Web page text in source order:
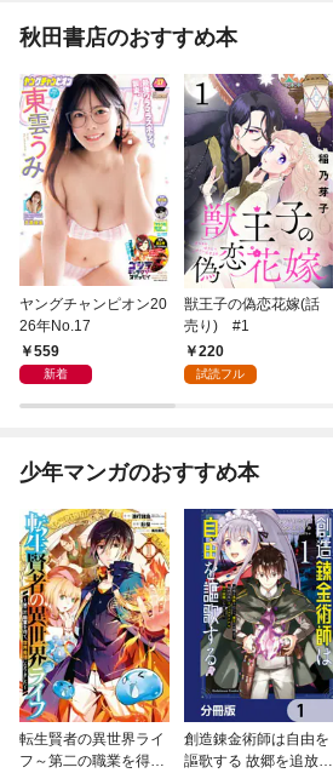
秋田書店のおすすめ本
ヤングチャンピオン20
26年No.17
559
新着
獣王子の偽恋花嫁(話
売り) #1
220
試読フル
少年マンガのおすすめ本
転生賢者の異世界ライ
フ～第二の職業を得
創造錬金術師は自由を
謳歌する 故郷を追放さ